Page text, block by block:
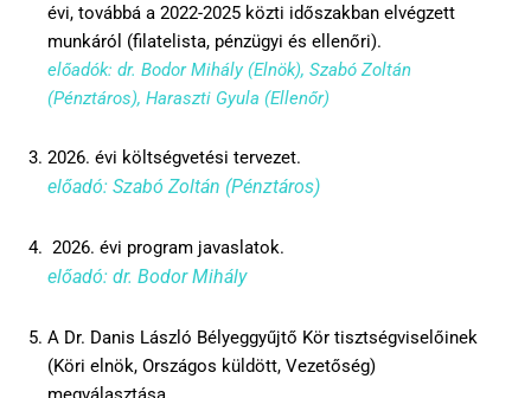
évi, továbbá a 2022-2025 közti időszakban elvégzett
munkáról (filatelista, pénzügyi és ellenőri).
előadók: dr. Bodor Mihály (Elnök), Szabó Zoltán
(Pénztáros), Haraszti Gyula (Ellenőr)
2026. évi költségvetési tervezet.
előadó: Szabó Zoltán (Pénztáros)
2026. évi program javaslatok.
előadó: dr. Bodor Mihály
A Dr. Danis László Bélyeggyűjtő Kör tisztségviselőinek
(Köri elnök, Országos küldött, Vezetőség)